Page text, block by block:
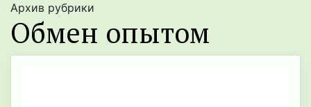
Архив рубрики
Обмен опытом